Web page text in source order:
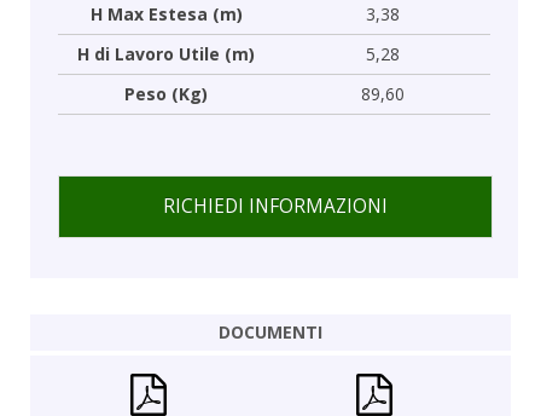
H Max Estesa (m)
3,38
H di Lavoro Utile (m)
5,28
Peso (Kg)
89,60
RICHIEDI INFORMAZIONI
DOCUMENTI